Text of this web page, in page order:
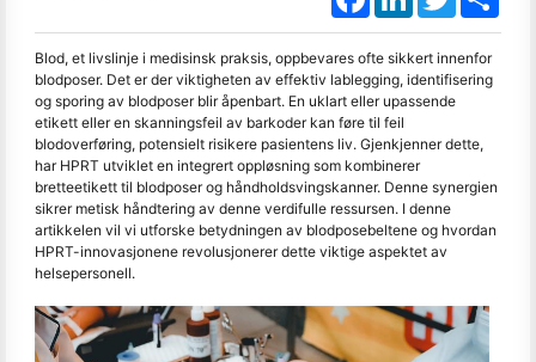
Blod, et livslinje i medisinsk praksis, oppbevares ofte sikkert innenfor
blodposer. Det er der viktigheten av effektiv lablegging, identifisering
og sporing av blodposer blir åpenbart. En uklart eller upassende
etikett eller en skanningsfeil av barkoder kan føre til feil
blodoverføring, potensielt risikere pasientens liv. Gjenkjenner dette,
har HPRT utviklet en integrert oppløsning som kombinerer
bretteetikett til blodposer og håndholdsvingskanner. Denne synergien
sikrer metisk håndtering av denne verdifulle ressursen. I denne
artikkelen vil vi utforske betydningen av blodposebeltene og hvordan
HPRT-innovasjonene revolusjonerer dette viktige aspektet av
helsepersonell.